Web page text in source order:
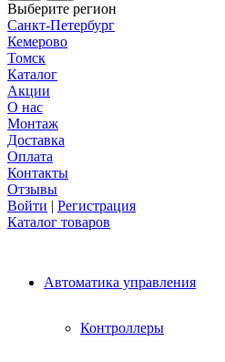
Выберите регион
Санкт-Петербург
Кемерово
Томск
Каталог
Акции
О нас
Монтаж
Доставка
Оплата
Контакты
Отзывы
Войти | Регистрация
Каталог товаров
Автоматика управления
Контроллеры